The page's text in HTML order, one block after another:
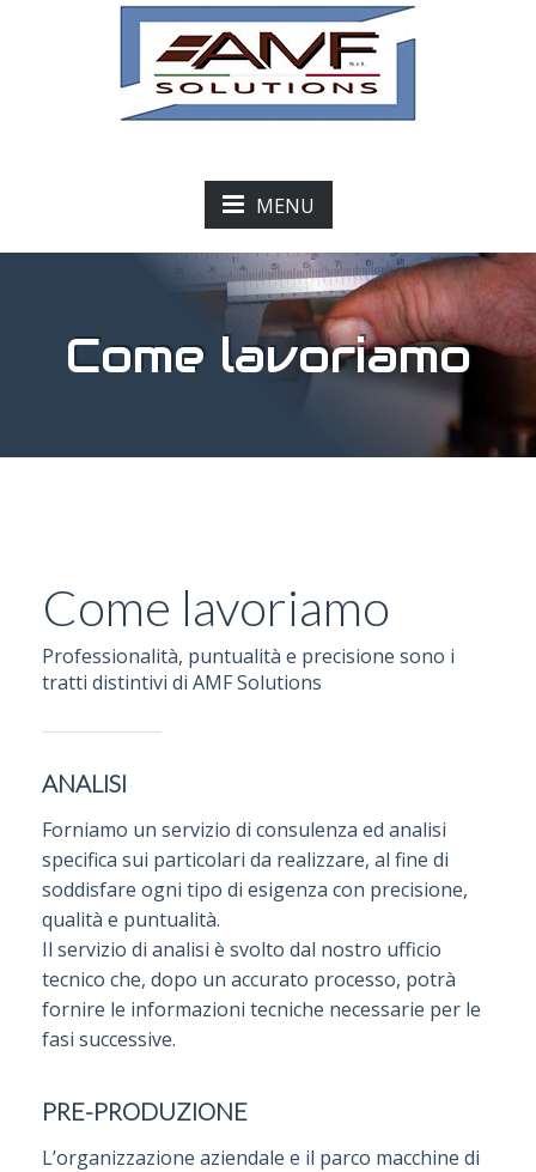
MENU
Come lavoriamo
Come lavoriamo
Professionalità, puntualità e precisione sono i
tratti distintivi di AMF Solutions
ANALISI
Forniamo un servizio di consulenza ed analisi
specifica sui particolari da realizzare, al fine di
soddisfare ogni tipo di esigenza con precisione,
qualità e puntualità.
Il servizio di analisi è svolto dal nostro ufficio
tecnico che, dopo un accurato processo, potrà
fornire le informazioni tecniche necessarie per le
fasi successive.
PRE-PRODUZIONE
L’organizzazione aziendale e il parco macchine di